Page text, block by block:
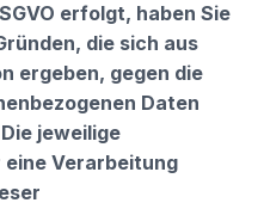
erfolgt, haben Sie
die sich aus
ergeben, gegen die
Daten
jeweilige
Verarbeitung